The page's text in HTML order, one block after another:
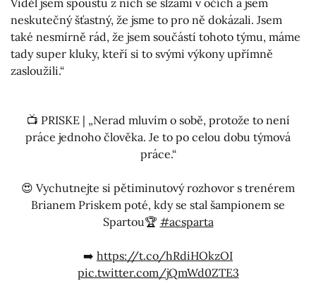
Viděl jsem spoustu z nich se slzami v očích a jsem
neskutečný šťastný, že jsme to pro ně dokázali. Jsem
také nesmírně rád, že jsem součástí tohoto týmu, máme
tady super kluky, kteří si to svými výkony upřímně
zasloužili.“
📺 PRISKE | „Nerad mluvím o sobě, protože to není
práce jednoho člověka. Je to po celou dobu týmová
práce.“
😍 Vychutnejte si pětiminutový rozhovor s trenérem
Brianem Priskem poté, kdy se stal šampionem se
Spartou🏆 #acsparta
➡️ https://t.co/hRdiHOkzOI
pic.twitter.com/jQmWd0ZTE3